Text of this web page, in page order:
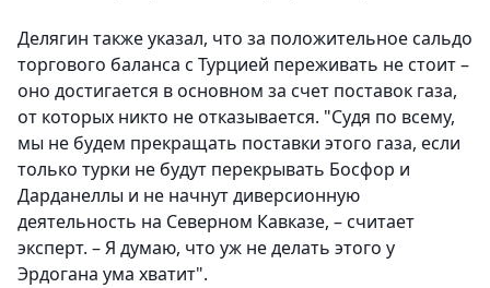
Делягин также указал, что за положительное сальдо
торгового баланса с Турцией переживать не стоит –
оно достигается в основном за счет поставок газа,
от которых никто не отказывается. "Судя по всему,
мы не будем прекращать поставки этого газа, если
только турки не будут перекрывать Босфор и
Дарданеллы и не начнут диверсионную
деятельность на Северном Кавказе, – считает
эксперт. – Я думаю, что уж не делать этого у
Эрдогана ума хватит".